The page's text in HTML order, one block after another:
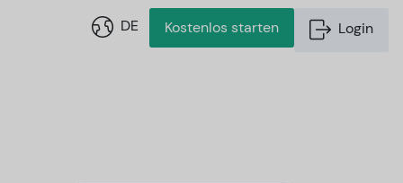
DE Kostenlos starten Login